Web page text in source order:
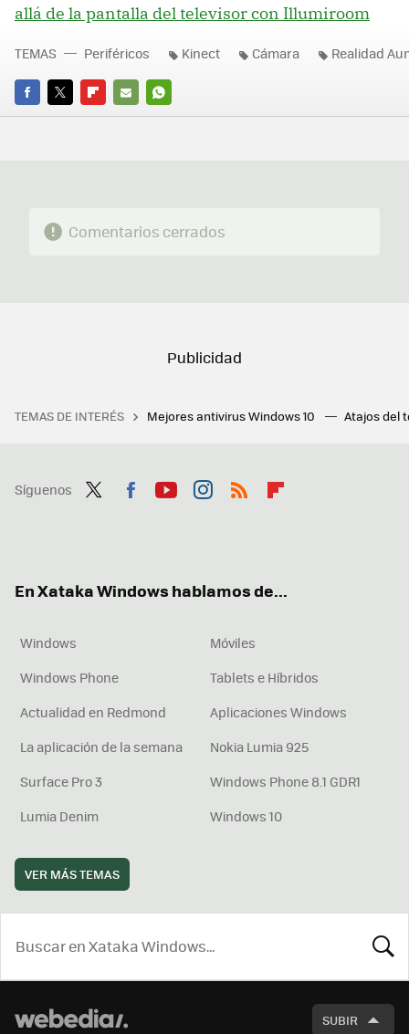
allá de la pantalla del televisor con Illumiroom
FACEBOOK
TWITTERFLIPBOARD
E-
WHATSAPP
TEMAS Periféricos Kinect Cámara Realidad
Comentarios cerrados
TEMAS DE INTERÉS Mejores antivirus Windows 10 Atajos del
Síguenos
En Xataka Windows hablamos de...
Windows
Móviles
Windows Phone
Tablets e Híbridos
Actualidad en Redmond
Aplicaciones Windows
La aplicación de la semana
Nokia Lumia 925
Surface Pro 3
Windows Phone 8.1 GDR1
Lumia Denim
Windows 10
VER MÁS TEMAS
SUBIR